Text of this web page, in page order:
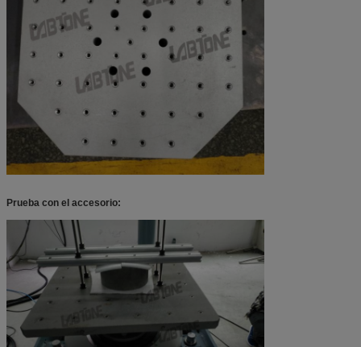
Prueba con el accesorio: